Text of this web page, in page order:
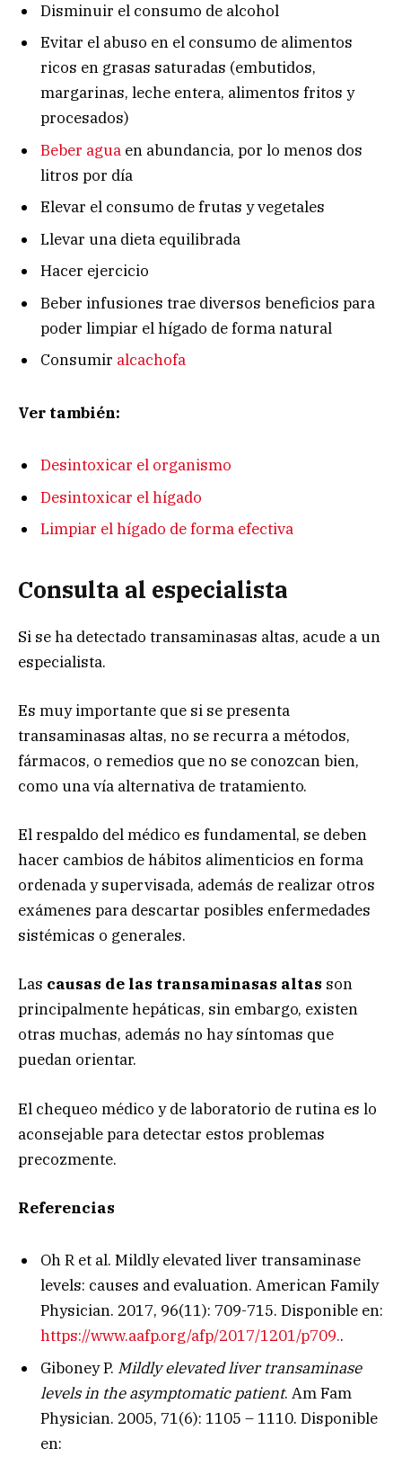
Disminuir el consumo de alcohol
Evitar el abuso en el consumo de alimentos
ricos en grasas saturadas (embutidos,
margarinas, leche entera, alimentos fritos y
procesados)
Beber agua en abundancia, por lo menos dos
litros por día
Elevar el consumo de frutas y vegetales
Llevar una dieta equilibrada
Hacer ejercicio
Beber infusiones trae diversos beneficios para
poder limpiar el hígado de forma natural
Consumir alcachofa
Ver también:
Desintoxicar el organismo
Desintoxicar el hígado
Limpiar el hígado de forma efectiva
Consulta al especialista
Si se ha detectado transaminasas altas, acude a un
especialista.
Es muy importante que si se presenta
transaminasas altas, no se recurra a métodos,
fármacos, o remedios que no se conozcan bien,
como una vía alternativa de tratamiento.
El respaldo del médico es fundamental, se deben
hacer cambios de hábitos alimenticios en forma
ordenada y supervisada, además de realizar otros
exámenes para descartar posibles enfermedades
sistémicas o generales.
Las causas de las transaminasas altas son
principalmente hepáticas, sin embargo, existen
otras muchas, además no hay síntomas que
puedan orientar.
El chequeo médico y de laboratorio de rutina es lo
aconsejable para detectar estos problemas
precozmente.
Referencias
Oh R et al. Mildly elevated liver transaminase
levels: causes and evaluation. American Family
Physician. 2017, 96(11): 709-715. Disponible en:
https://www.aafp.org/afp/2017/1201/p709..
Giboney P. Mildly elevated liver transaminase
levels in the asymptomatic patient. Am Fam
Physician. 2005, 71(6): 1105 – 1110. Disponible
en: